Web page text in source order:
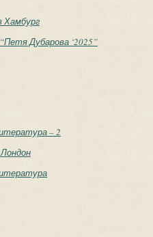
Хамбург
Дубарова ‘2025”
– 2